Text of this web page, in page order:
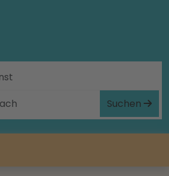
Suchen